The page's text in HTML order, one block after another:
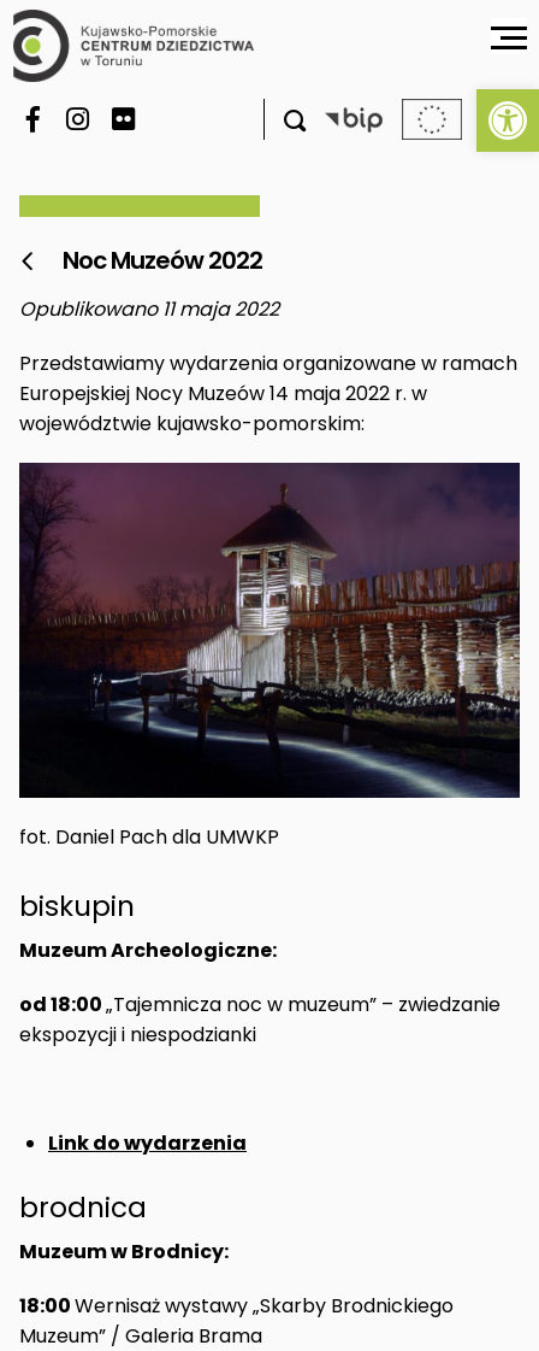

 Noc Muzeów 2022
Opublikowano 11 maja 2022
Przedstawiamy wydarzenia organizowane w ramach
Europejskiej Nocy Muzeów 14 maja 2022 r. w
województwie kujawsko-pomorskim:
fot. Daniel Pach dla UMWKP
biskupin
Muzeum Archeologiczne:
od 18:00„Tajemnicza noc w muzeum” – zwiedzanie
ekspozycji i niespodzianki
Link do wydarzenia
brodnica
Muzeum w Brodnicy:
18:00Wernisaż wystawy „Skarby Brodnickiego
Muzeum” / Galeria Brama